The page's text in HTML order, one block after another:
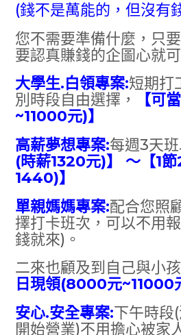
(錢不是萬能的，但沒有
您不需要準備什麼，只
要認真賺錢的企圖心就
大學生.白領專案:短期打
別時段自由選擇，
【可
~11000元)】
高薪夢想專案:每週3天
(時薪1320元)】 ～【1
1440)】
單親媽媽專案:配合您照
擇打卡班次，可以不用
錢就來)。
二來也顧及到自己與小
日現領(8000元~11000
安心.安全專案:下午時段
開始營業)不用擔心被家